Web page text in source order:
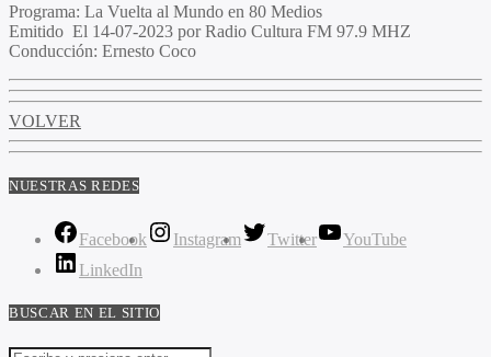
Programa: La Vuelta al Mundo en 80 Medios
Emitido El 14-07-2023 por Radio Cultura FM 97.9 MHZ
Conducción: Ernesto Coco
VOLVER
NUESTRAS REDES
Facebook Instagram Twitter
YouTube
LinkedIn
BUSCAR EN EL SITIO